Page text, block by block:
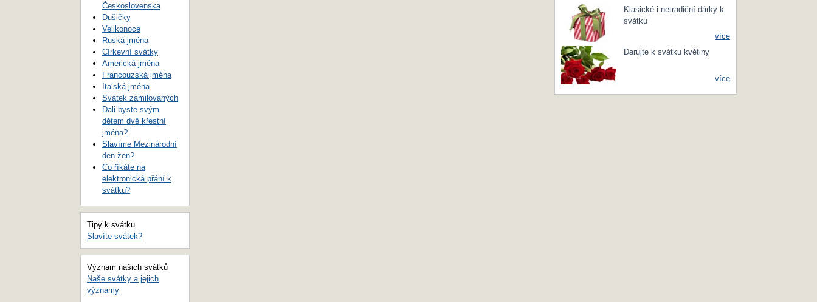
Klasické i netradiční dárky k
svátku
více
Darujte k svátku květiny
více
Československa
Dušičky
Velikonoce
Ruská jména
Církevní svátky
Americká jména
Francouzská jména
Italská jména
Svátek zamilovaných
Dali byste svým
dětem dvě křestní
jména?
Slavíme Mezinárodní
den žen?
Co říkáte na
elektronická přání k
svátku?
Tipy k svátku
Slavíte svátek?
Význam našich svátků
Naše svátky a jejich
významy